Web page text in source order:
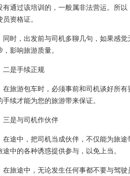
有通过该培训的，一般属非法营运。所
员资格证。
同时，出发前与司机多聊几句，如果感
，影响旅游质量。
二是手续正规
在旅游包车时，必须事前和司机谈好所
手续才能为您的旅游带来保证。
三是与司机作伙伴
在途中，把司机当成伙伴，不仅能为旅
途中的各种诱惑提供参与，以免上当。
在旅途中，无论发生任何事都不要与驾